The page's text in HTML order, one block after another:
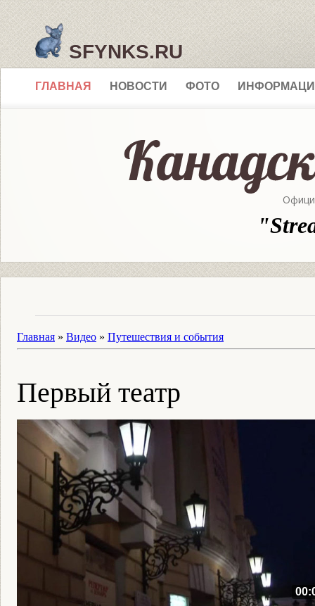
SFYNKS.RU
ГЛАВНАЯ НОВОСТИ ФОТО
Главная » Видео » Путешествия и события
Первый театр